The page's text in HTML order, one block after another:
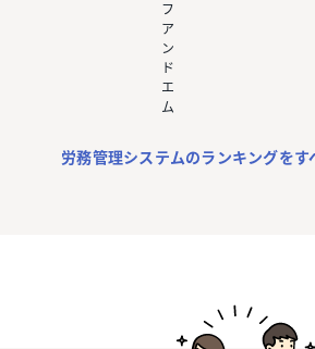
フ
ア
ン
ド
エ
ム
労務管理システムのランキングをす